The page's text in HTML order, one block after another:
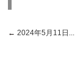
← 2024年5月11日...